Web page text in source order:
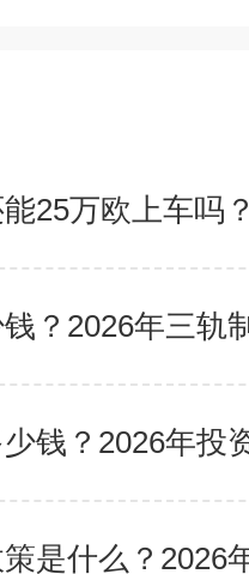
25万欧上车吗？